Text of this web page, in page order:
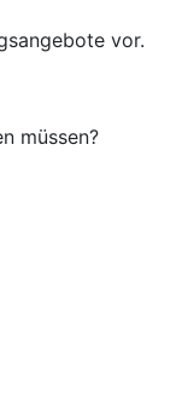
vor.
müssen?